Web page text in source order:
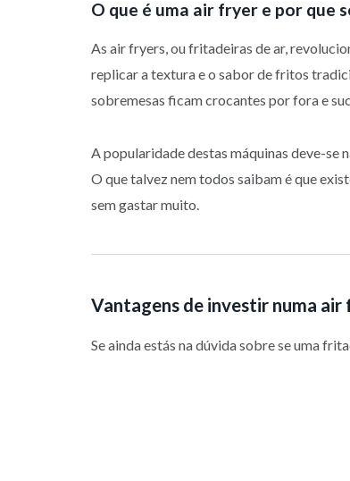
O que é uma air fryer e por que
As air fryers, ou fritadeiras de ar,
replicar a textura e o sabor de fritos
sobremesas ficam crocantes por fora e
A popularidade destas máquinas deve-se
O que talvez nem todos saibam é que
sem gastar muito.
Vantagens de investir numa
Se ainda estás na dúvida sobre se uma